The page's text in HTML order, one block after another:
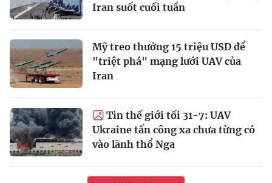
Iran suốt cuối tuần
Mỹ treo thưởng 15 triệu USD để
"triệt phá" mạng lưới UAV của
Iran
Tin thế giới tối 31-7: UAV
Ukraine tấn công xa chưa từng có
vào lãnh thổ Nga